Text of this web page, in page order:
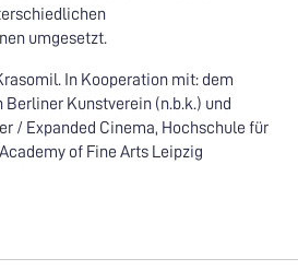
umgesetzt.
In Kooperation mit: dem
Berliner Kunstverein (n.b.k.) und
/ Expanded Cinema, Hochschule für
of Fine Arts Leipzig